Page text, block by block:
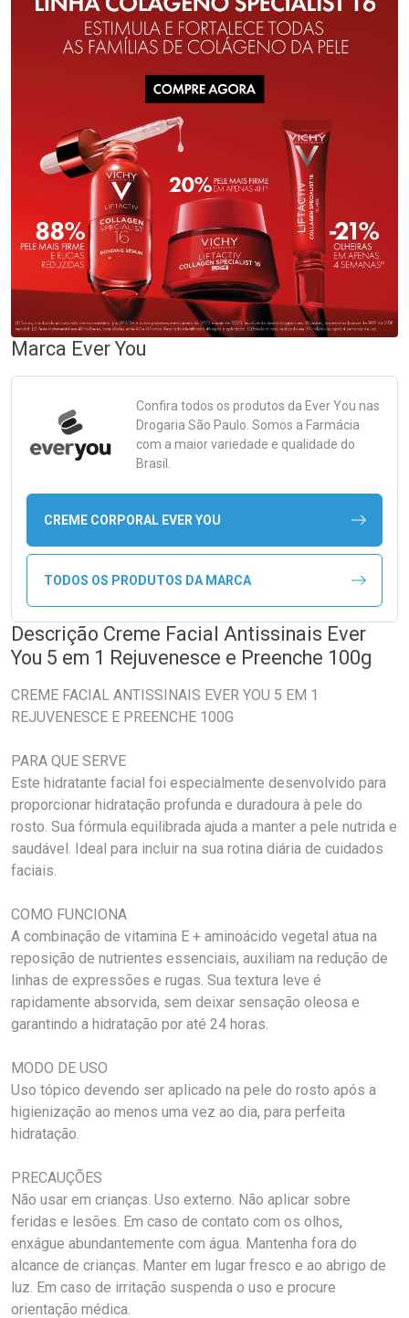
Marca Ever You
Confira todos os produtos da Ever You nas
Drogaria São Paulo. Somos a Farmácia
com a maior variedade e qualidade do
Brasil.
CREME CORPORAL EVER YOU
TODOS OS PRODUTOS DA MARCA
Descrição Creme Facial Antissinais Ever
You 5 em 1 Rejuvenesce e Preenche 100g
CREME FACIAL ANTISSINAIS EVER YOU 5 EM 1
REJUVENESCE E PREENCHE 100G
PARA QUE SERVE
Este hidratante facial foi especialmente desenvolvido para
proporcionar hidratação profunda e duradoura à pele do
rosto. Sua fórmula equilibrada ajuda a manter a pele nutrida e
saudável. Ideal para incluir na sua rotina diária de cuidados
faciais.
COMO FUNCIONA
A combinação de vitamina E + aminoácido vegetal atua na
reposição de nutrientes essenciais, auxiliam na redução de
linhas de expressões e rugas. Sua textura leve é
rapidamente absorvida, sem deixar sensação oleosa e
garantindo a hidratação por até 24 horas.
MODO DE USO
Uso tópico devendo ser aplicado na pele do rosto após a
higienização ao menos uma vez ao dia, para perfeita
hidratação.
PRECAUÇÕES
Não usar em crianças. Uso externo. Não aplicar sobre
feridas e lesões. Em caso de contato com os olhos,
enxágue abundantemente com água. Mantenha fora do
alcance de crianças. Manter em lugar fresco e ao abrigo de
luz. Em caso de irritação suspenda o uso e procure
orientação médica.